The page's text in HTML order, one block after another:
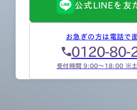
公式LINEを友
お急ぎの方は電話で
0120-80-
受付時間 9:00～18:00 ※土